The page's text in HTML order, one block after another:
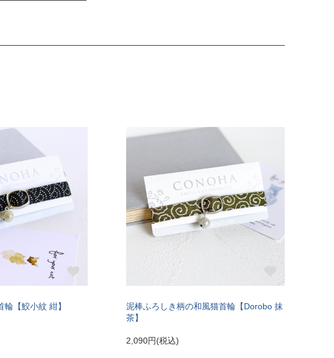
バックルで28～37cmに調節可
7kg超えの大型の成猫
【鮫小紋 紺】
泥棒ふろしき柄の和風猫首輪【Dorobo 抹
茶】
2,090円(税込)